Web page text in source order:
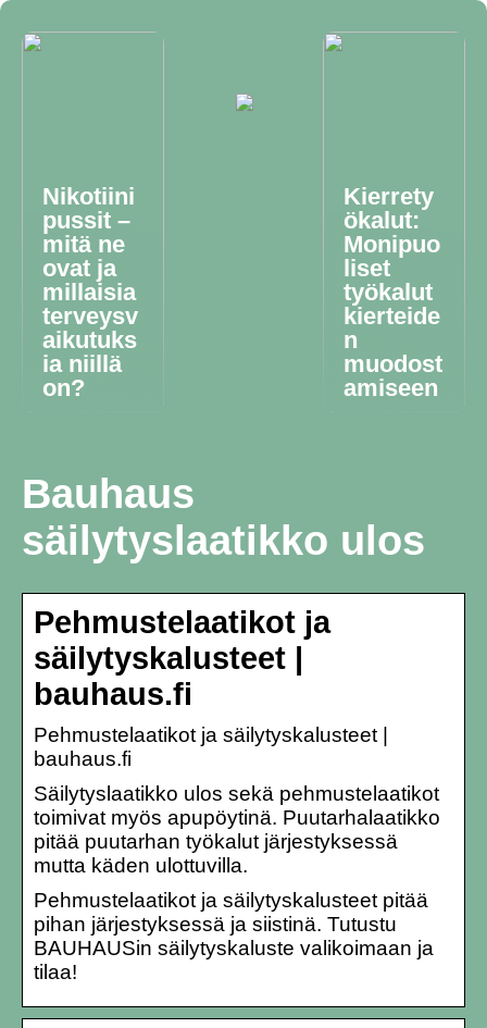
Nikotiini
pussit –
mitä ne
ovat ja
millaisia
terveysv
aikutuks
ia niillä
on?
Kierrety
ökalut:
Monipuo
liset
työkalut
kierteide
n
muodost
amiseen
Bauhaus
säilytyslaatikko ulos
Pehmustelaatikot ja
säilytyskalusteet |
bauhaus.fi
Pehmustelaatikot ja säilytyskalusteet |
bauhaus.fi
Säilytyslaatikko ulos sekä pehmustelaatikot
toimivat myös apupöytinä. Puutarhalaatikko
pitää puutarhan työkalut järjestyksessä
mutta käden ulottuvilla.
Pehmustelaatikot ja säilytyskalusteet pitää
pihan järjestyksessä ja siistinä. Tutustu
BAUHAUSin säilytyskaluste valikoimaan ja
tilaa!